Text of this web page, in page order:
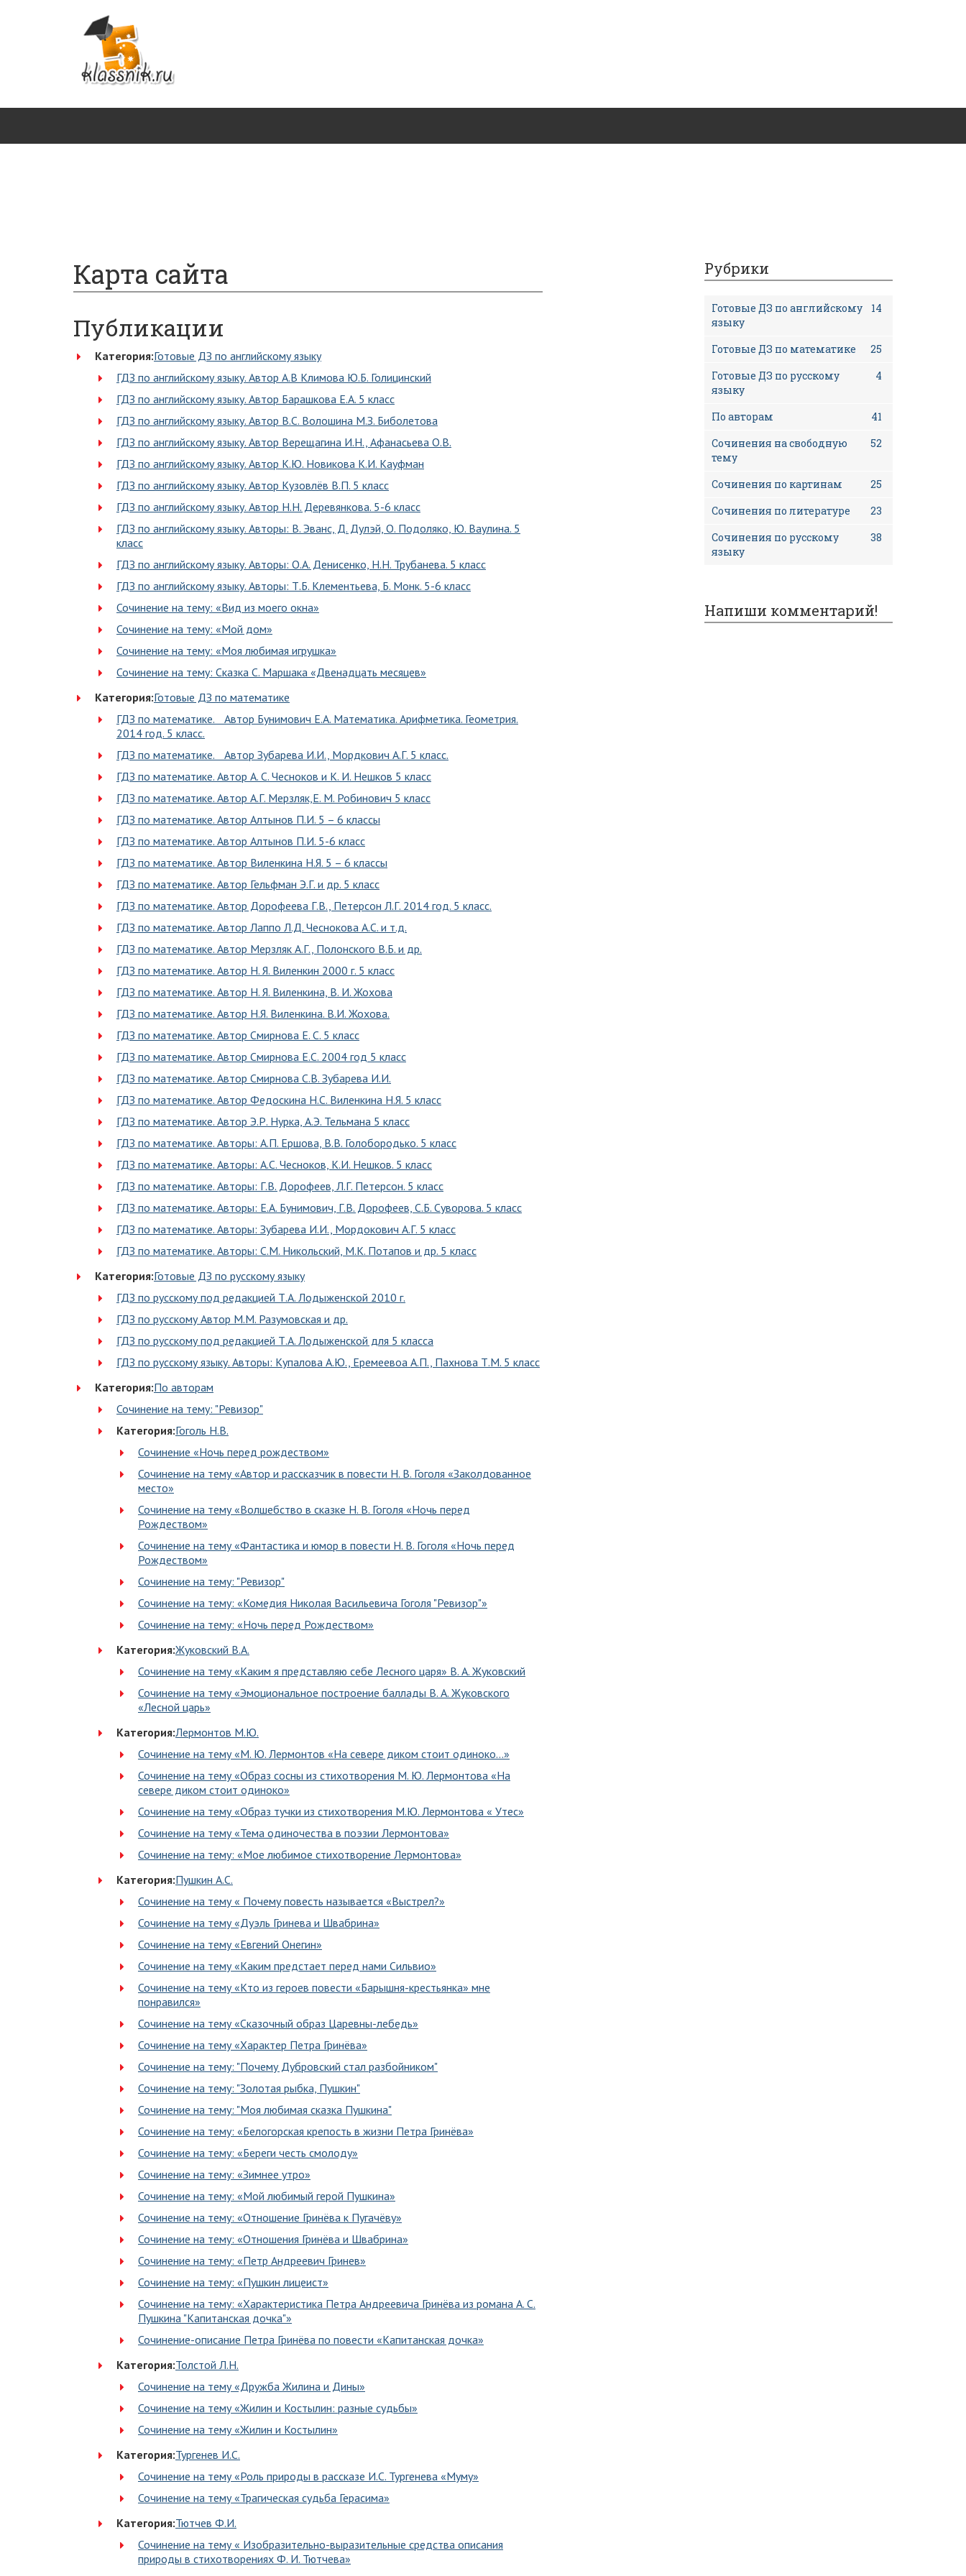
Карта сайта
Публикации
Категория:Готовые ДЗ по английскому языку
ГДЗ по английскому языку. Автор А.В Климова Ю.Б. Голицинский
ГДЗ по английскому языку. Автор Барашкова Е.А. 5 класс
ГДЗ по английскому языку. Автор В.С. Волошина М.З. Биболетова
ГДЗ по английскому языку. Автор Верещагина И.Н., Афанасьева О.В.
ГДЗ по английскому языку. Автор К.Ю. Новикова К.И. Кауфман
ГДЗ по английскому языку. Автор Кузовлёв В.П. 5 класс
ГДЗ по английскому языку. Автор Н.Н. Деревянкова. 5-6 класс
ГДЗ по английскому языку. Авторы: В. Эванс, Д. Дулэй, О. Подоляко, Ю. Ваулина. 5
класс
ГДЗ по английскому языку. Авторы: О.А. Денисенко, Н.Н. Трубанева. 5 класс
ГДЗ по английскому языку. Авторы: Т.Б. Клементьева, Б. Монк. 5-6 класс
Сочинение на тему: «Вид из моего окна»
Сочинение на тему: «Мой дом»
Сочинение на тему: «Моя любимая игрушка»
Сочинение на тему: Сказка С. Маршака «Двенадцать месяцев»
Категория:Готовые ДЗ по математике
ГДЗ по математике. Автор Бунимович Е.А. Математика. Арифметика. Геометрия.
2014 год. 5 класс.
ГДЗ по математике. Автор Зубарева И.И., Мордкович А.Г. 5 класс.
ГДЗ по математике. Автор А. С. Чесноков и К. И. Нешков 5 класс
ГДЗ по математике. Автор А.Г. Мерзляк,Е. М. Робинович 5 класс
ГДЗ по математике. Автор Алтынов П.И. 5 – 6 классы
ГДЗ по математике. Автор Алтынов П.И. 5-6 класс
ГДЗ по математике. Автор Виленкина Н.Я. 5 – 6 классы
ГДЗ по математике. Автор Гельфман Э.Г. и др. 5 класс
ГДЗ по математике. Автор Дорофеева Г.В., Петерсон Л.Г. 2014 год. 5 класс.
ГДЗ по математике. Автор Лаппо Л.Д. Чеснокова А.С. и т.д.
ГДЗ по математике. Автор Мерзляк А.Г., Полонского В.Б. и др.
ГДЗ по математике. Автор Н. Я. Виленкин 2000 г. 5 класс
ГДЗ по математике. Автор Н. Я. Виленкина, В. И. Жохова
ГДЗ по математике. Автор Н.Я. Виленкина. В.И. Жохова.
ГДЗ по математике. Автор Смирнова Е. С. 5 класс
ГДЗ по математике. Автор Смирнова Е.С. 2004 год 5 класс
ГДЗ по математике. Автор Смирнова С.В. Зубарева И.И.
ГДЗ по математике. Автор Федоскина Н.С. Виленкина Н.Я. 5 класс
ГДЗ по математике. Автор Э.Р. Нурка, А.Э. Тельмана 5 класс
ГДЗ по математике. Авторы: А.П. Ершова, В.В. Голобородько. 5 класс
ГДЗ по математике. Авторы: А.С. Чесноков, К.И. Нешков. 5 класс
ГДЗ по математике. Авторы: Г.В. Дорофеев, Л.Г. Петерсон. 5 класс
ГДЗ по математике. Авторы: Е.А. Бунимович, Г.В. Дорофеев, С.Б. Суворова. 5 класс
ГДЗ по математике. Авторы: Зубарева И.И., Мордокович А.Г. 5 класс
ГДЗ по математике. Авторы: С.М. Никольский, М.К. Потапов и др. 5 класс
Категория:Готовые ДЗ по русскому языку
ГДЗ по русскому под редакцией Т.А. Лодыженской 2010 г.
ГДЗ по русскому Автор М.М. Разумовская и др.
ГДЗ по русскому под редакцией Т.А. Лодыженской для 5 класса
ГДЗ по русскому языку. Авторы: Купалова А.Ю., Еремеевоа А.П., Пахнова Т.М. 5 класс
Категория:По авторам
Сочинение на тему: "Ревизор"
Категория:Гоголь Н.В.
Сочинение «Ночь перед рождеством»
Сочинение на тему «Автор и рассказчик в повести Н. В. Гоголя «Заколдованное
место»
Сочинение на тему «Волшебство в сказке Н. В. Гоголя «Ночь перед
Рождеством»
Сочинение на тему «Фантастика и юмор в повести Н. В. Гоголя «Ночь перед
Рождеством»
Сочинение на тему: "Ревизор"
Сочинение на тему: «Комедия Николая Васильевича Гоголя "Ревизор"»
Сочинение на тему: «Ночь перед Рождеством»
Категория:Жуковский В.А.
Сочинение на тему «Каким я представляю себе Лесного царя» В. А. Жуковский
Сочинение на тему «Эмоциональное построение баллады В. А. Жуковского
«Лесной царь»
Категория:Лермонтов М.Ю.
Сочинение на тему «М. Ю. Лермонтов «На севере диком стоит одиноко…»
Сочинение на тему «Образ сосны из стихотворения М. Ю. Лермонтова «На
севере диком стоит одиноко»
Сочинение на тему «Образ тучки из стихотворения М.Ю. Лермонтова « Утес»
Сочинение на тему «Тема одиночества в поэзии Лермонтова»
Сочинение на тему: «Мое любимое стихотворение Лермонтова»
Категория:Пушкин А.С.
Сочинение на тему « Почему повесть называется «Выстрел?»
Сочинение на тему «Дуэль Гринева и Швабрина»
Сочинение на тему «Евгений Онегин»
Сочинение на тему «Каким предстает перед нами Сильвио»
Сочинение на тему «Кто из героев повести «Барышня-крестьянка» мне
понравился»
Сочинение на тему «Сказочный образ Царевны-лебедь»
Сочинение на тему «Характер Петра Гринёва»
Сочинение на тему: "Почему Дубровский стал разбойником"
Сочинение на тему: "Золотая рыбка, Пушкин"
Сочинение на тему: "Моя любимая сказка Пушкина"
Сочинение на тему: «Белогорская крепость в жизни Петра Гринёва»
Сочинение на тему: «Береги честь смолоду»
Сочинение на тему: «Зимнее утро»
Сочинение на тему: «Мой любимый герой Пушкина»
Сочинение на тему: «Отношение Гринёва к Пугачёву»
Сочинение на тему: «Отношения Гринёва и Швабрина»
Сочинение на тему: «Петр Андреевич Гринев»
Сочинение на тему: «Пушкин лицеист»
Сочинение на тему: «Характеристика Петра Андреевича Гринёва из романа А. С.
Пушкина "Капитанская дочка"»
Сочинение-описание Петра Гринёва по повести «Капитанская дочка»
Категория:Толстой Л.Н.
Сочинение на тему «Дружба Жилина и Дины»
Сочинение на тему «Жилин и Костылин: разные судьбы»
Сочинение на тему «Жилин и Костылин»
Категория:Тургенев И.С.
Сочинение на тему «Роль природы в рассказе И.С. Тургенева «Муму»
Сочинение на тему «Трагическая судьба Герасима»
Категория:Тютчев Ф.И.
Сочинение на тему « Изобразительно-выразительные средства описания
природы в стихотворениях Ф. И. Тютчева»
Рубрики
Готовые ДЗ по английскому
языку
14
Готовые ДЗ по математике
25
Готовые ДЗ по русскому
языку
4
По авторам
41
Сочинения на свободную
тему
52
Сочинения по картинам
25
Сочинения по литературе
23
Сочинения по русскому
языку
38
Напиши комментарий!